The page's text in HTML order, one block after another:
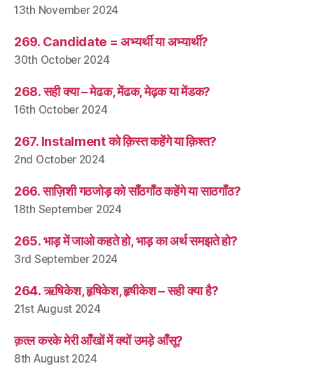
13th November 2024
269. Candidate = अभ्यर्थी या अभ्यार्थी?
30th October 2024
268. सही क्या – मेढक, मेंढक, मेढ़क या मेंडक?
16th October 2024
267. Instalment को क़िस्त कहेंगे या क़िश्त?
2nd October 2024
266. साज़िशी गठजोड़ को साँठगाँठ कहेंगे या साठगाँठ?
18th September 2024
265. भाड़ में जाओ कहते हो, भाड़ का अर्थ समझते हो?
3rd September 2024
264. ऋषिकेश, हृषिकेश, हृषीकेश – सही क्या है?
21st August 2024
क़त्ल करके मेरी आँखों में क्यों उमड़े आँसू?
8th August 2024